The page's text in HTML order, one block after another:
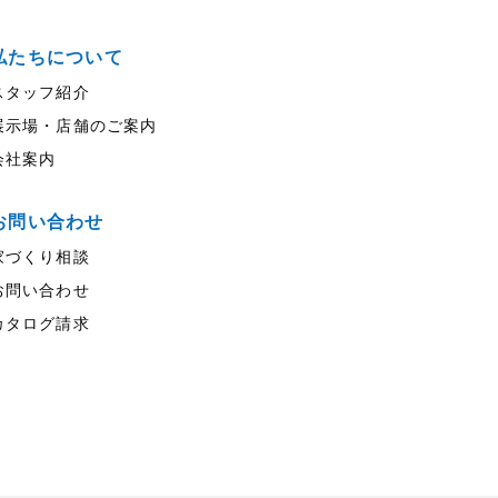
たちについて
タッフ紹介
示場・店舗のご案内
社案内
問い合わせ
づくり相談
問い合わせ
タログ請求